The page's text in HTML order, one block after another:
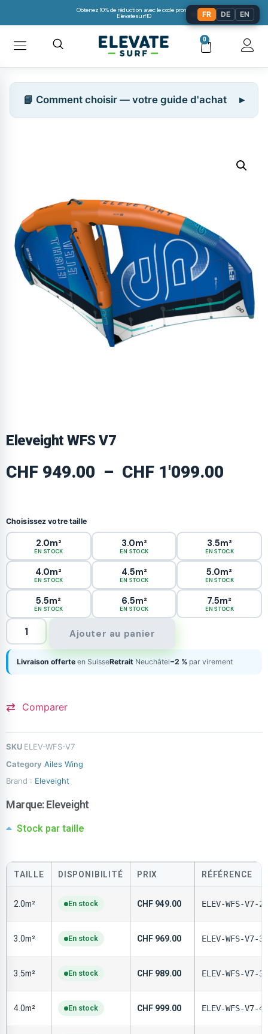
Obtenez 10% de réduction avec le code promo:
Elevatesurf10
0
📘 Comment choisir — votre guide d'achat
Eleveight WFS V7
CHF 949.00 – CHF 1'099.00
Choisissez votre taille
2.0m²
EN STOCK
3.0m²
EN STOCK
3.5m²
EN STOCK
4.0m²
EN STOCK
4.5m²
EN STOCK
5.0m²
EN STOCK
5.5m²
EN STOCK
6.5m²
EN STOCK
7.5m²
EN STOCK
Ajouter au panier
Livraison offerte en SuisseRetrait Neuchâtel−2 % par virement
Comparer
SKU ELEV-WFS-V7
Category Ailes Wing
Brand : Eleveight
Marque:Eleveight
Stock par taille
TAILLE DISPONIBILITÉ PRIX RÉFÉRENCE
2.0m² En stock CHF 949.00 ELEV-WFS-V7-
3.0m² En stock CHF 969.00 ELEV-WFS-V7-
3.5m² En stock CHF 989.00 ELEV-WFS-V7-
4.0m² En stock CHF 999.00 ELEV-WFS-V7-
FR DE EN